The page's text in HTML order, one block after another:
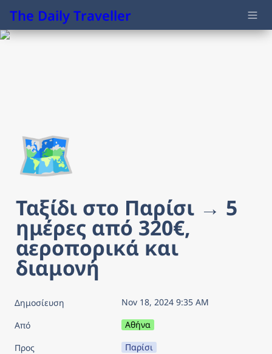
The Daily Traveller
🗺️
Ταξίδι στο Παρίσι → 5
ημέρες από 320€,
αεροπορικά και
διαμονή
Δημοσίευση
Nov 18, 2024 9:35 AM
Από
Αθήνα
Προς
Παρίσι